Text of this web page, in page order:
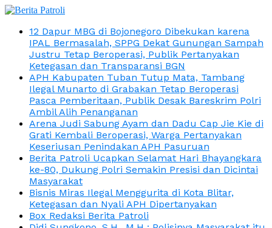
12 Dapur MBG di Bojonegoro Dibekukan karena
IPAL Bermasalah, SPPG Dekat Gunungan Sampah
Justru Tetap Beroperasi, Publik Pertanyakan
Ketegasan dan Transparansi BGN
APH Kabupaten Tuban Tutup Mata, Tambang
Ilegal Munarto di Grabakan Tetap Beroperasi
Pasca Pemberitaan, Publik Desak Bareskrim Polri
Ambil Alih Penanganan
Arena Judi Sabung Ayam dan Dadu Cap Jie Kie di
Grati Kembali Beroperasi, Warga Pertanyakan
Keseriusan Penindakan APH Pasuruan
Berita Patroli Ucapkan Selamat Hari Bhayangkara
ke-80, Dukung Polri Semakin Presisi dan Dicintai
Masyarakat
Bisnis Miras Ilegal Menggurita di Kota Blitar,
Ketegasan dan Nyali APH Dipertanyakan
Box Redaksi Berita Patroli